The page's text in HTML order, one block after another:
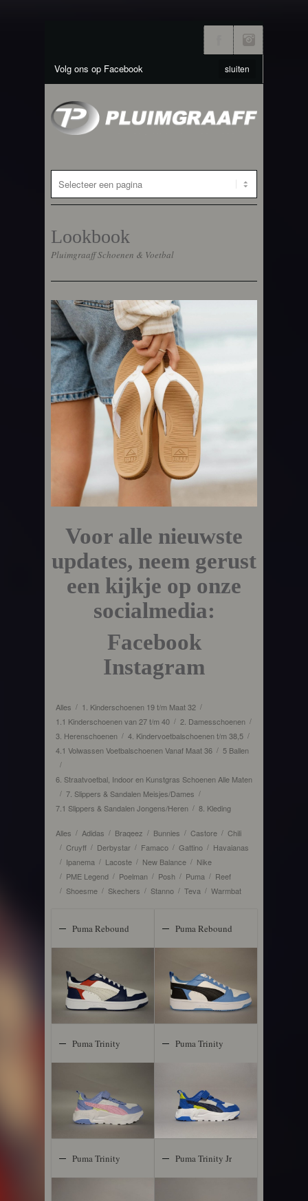
Volg ons op Facebook sluiten
Lookbook
Pluimgraaff Schoenen & Voetbal
Voor alle nieuwste
updates, neem gerust
een kijkje op onze
socialmedia:
Facebook
Instagram
Alles / 1. Kinderschoenen 19 t/m Maat 32 /
1.1 Kinderschoenen van 27 t/m 40 / 2. Damesschoenen /
3. Herenschoenen / 4. Kindervoetbalschoenen t/m 38,5 /
4.1 Volwassen Voetbalschoenen Vanaf Maat 36 / 5 Ballen
/
6. Straatvoetbal, Indoor en Kunstgras Schoenen Alle Maten
/ 7. Slippers & Sandalen Meisjes/Dames /
7.1 Slippers & Sandalen Jongens/Heren / 8. Kleding
Alles / Adidas / Braqeez / Bunnies / Castore / Chili
/ Cruyff / Derbystar / Famaco / Gattino / Havaianas
/ Ipanema / Lacoste / New Balance / Nike
/ PME Legend / Poelman / Posh / Puma / Reef
/ Shoesme / Skechers / Stanno / Teva / Warmbat
Puma Rebound Puma Rebound
Puma Trinity Puma Trinity
Puma Trinity Puma Trinity Jr